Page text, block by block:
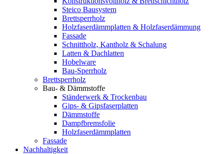
Steico Bausystem
Brettsperrholz
Holzfaserdämmplatten & Holzfaserdämmung
Fassade
Schnittholz, Kantholz & Schalung
Latten & Dachlatten
Hobelware
Bau-Sperrholz
Brettsperrholz
Bau- & Dämmstoffe
Ständerwerk & Trockenbau
Gips- & Gipsfaserplatten
Dämmstoffe
Dampfbremsfolie
Holzfaserdämmplatten
Fassade
Nachhaltigkeit